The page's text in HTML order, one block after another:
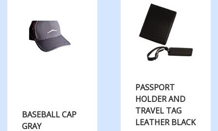
BASEBALL CAP
GRAY
PASSPORT
HOLDER AND
TRAVEL TAG
LEATHER BLACK